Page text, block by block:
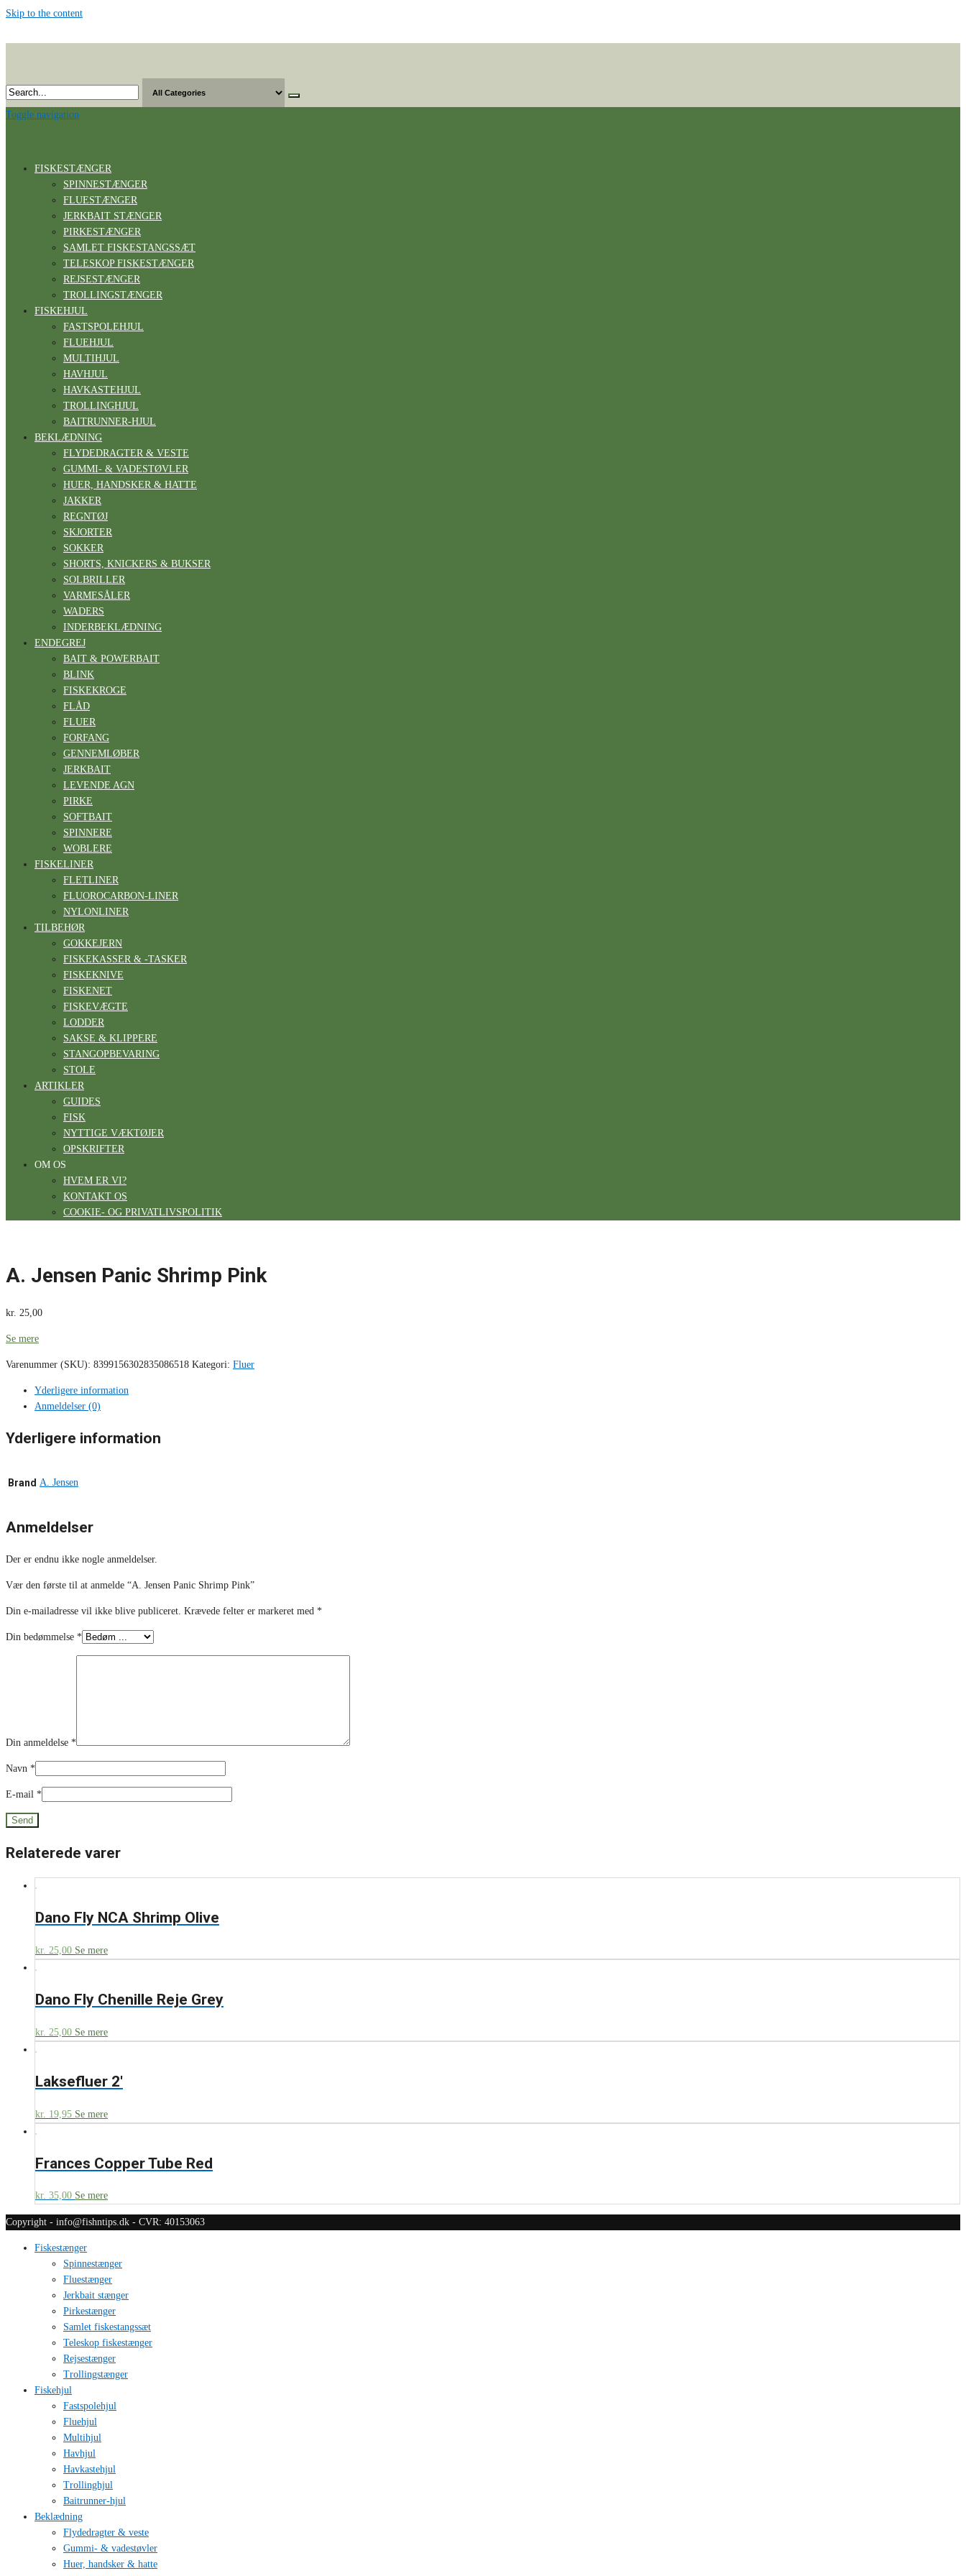
Skip to the content
Toggle navigation
FISKESTÆNGER
SPINNESTÆNGER
FLUESTÆNGER
JERKBAIT STÆNGER
PIRKESTÆNGER
SAMLET FISKESTANGSSÆT
TELESKOP FISKESTÆNGER
REJSESTÆNGER
TROLLINGSTÆNGER
FISKEHJUL
FASTSPOLEHJUL
FLUEHJUL
MULTIHJUL
HAVHJUL
HAVKASTEHJUL
TROLLINGHJUL
BAITRUNNER-HJUL
BEKLÆDNING
FLYDEDRAGTER & VESTE
GUMMI- & VADESTØVLER
HUER, HANDSKER & HATTE
JAKKER
REGNTØJ
SKJORTER
SOKKER
SHORTS, KNICKERS & BUKSER
SOLBRILLER
VARMESÅLER
WADERS
INDERBEKLÆDNING
ENDEGREJ
BAIT & POWERBAIT
BLINK
FISKEKROGE
FLÅD
FLUER
FORFANG
GENNEMLØBER
JERKBAIT
LEVENDE AGN
PIRKE
SOFTBAIT
SPINNERE
WOBLERE
FISKELINER
FLETLINER
FLUOROCARBON-LINER
NYLONLINER
TILBEHØR
GOKKEJERN
FISKEKASSER & -TASKER
FISKEKNIVE
FISKENET
FISKEVÆGTE
LODDER
SAKSE & KLIPPERE
STANGOPBEVARING
STOLE
ARTIKLER
GUIDES
FISK
NYTTIGE VÆKTØJER
OPSKRIFTER
OM OS
HVEM ER VI?
KONTAKT OS
COOKIE- OG PRIVATLIVSPOLITIK
A. Jensen Panic Shrimp Pink
kr. 25,00
Se mere
Varenummer (SKU): 8399156302835086518 Kategori: Fluer
Yderligere information
Anmeldelser (0)
Yderligere information
Brand A. Jensen
Anmeldelser
Der er endnu ikke nogle anmeldelser.
Vær den første til at anmelde “A. Jensen Panic Shrimp Pink”
Din e-mailadresse vil ikke blive publiceret. Krævede felter er markeret med *
Din bedømmelse *
Din anmeldelse *
Navn *
E-mail *
Relaterede varer
Dano Fly NCA Shrimp Olive
kr. 25,00 Se mere
Dano Fly Chenille Reje Grey
kr. 25,00 Se mere
Laksefluer 2′
kr. 19,95 Se mere
Frances Copper Tube Red
kr. 35,00 Se mere
Copyright - info@fishntips.dk - CVR: 40153063
Fiskestænger
Spinnestænger
Fluestænger
Jerkbait stænger
Pirkestænger
Samlet fiskestangssæt
Teleskop fiskestænger
Rejsestænger
Trollingstænger
Fiskehjul
Fastspolehjul
Fluehjul
Multihjul
Havhjul
Havkastehjul
Trollinghjul
Baitrunner-hjul
Beklædning
Flydedragter & veste
Gummi- & vadestøvler
Huer, handsker & hatte